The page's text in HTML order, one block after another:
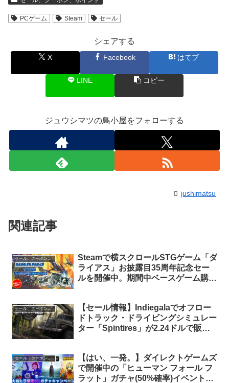
PCゲーム Steam セール
シェアする
X Facebook はてブ
LINE コピー
ジュウシマツの鳥小屋をフォローする
jushimatsu
関連記事
セール、クーポン、ポイント
Steamで横スクロールSTGゲーム「ダ
ライアス」お披露目35周年記念セー
ルを開催中。期間中ベースゲーム購入
セール、クーポン、ポイント
【セール情報】Indiegalaでオフロー
ドトラック・ドライビングシミュレー
ター「Spintires」が2.24ドルで販売
セール、クーポン、ポイント
【はい、一発。】ダイレクトゲームズ
で開催中の「ヒューマン フォール フ
ラット」ガチャ(50%確率)イベントに